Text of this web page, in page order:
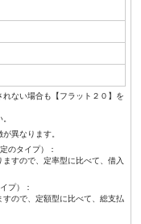
ない場合も【フラット２０】を
異なります。
のタイプ）：
すので、定率型に比べて、借入
プ）：
ので、定額型に比べて、総支払